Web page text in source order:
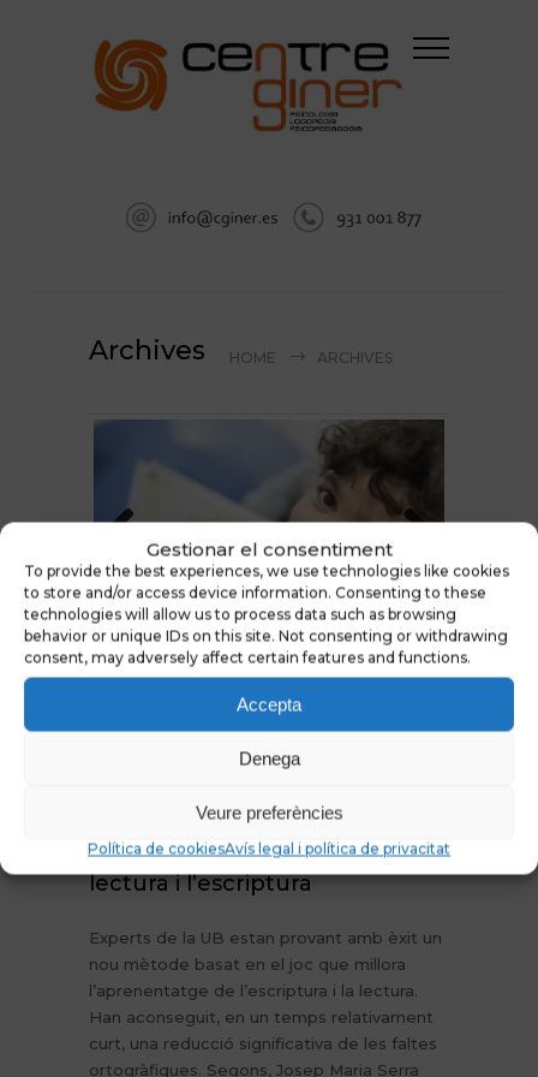
Gestionar el consentiment
To provide the best experiences, we use technologies like cookies
to store and/or access device information. Consenting to these
technologies will allow us to process data such as browsing
behavior or unique IDs on this site. Not consenting or withdrawing
consent, may adversely affect certain features and functions.
Accepta
Denega
Veure preferències
Política de cookiesAvís legal i política de privacitat
Archives HOME ARCHIVES
Previous Next
Nou mètode per millorar en la
lectura i l’escriptura
Experts de la UB estan provant amb èxit un
nou mètode basat en el joc que millora
l’aprenentatge de l’escriptura i la lectura.
Han aconseguit, en un temps relativament
curt, una reducció significativa de les faltes
ortogràfiques. Segons, Josep Maria Serra